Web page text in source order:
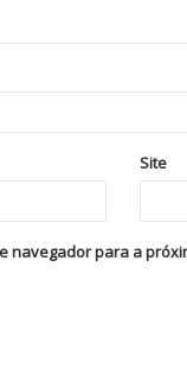
Site
navegador para a